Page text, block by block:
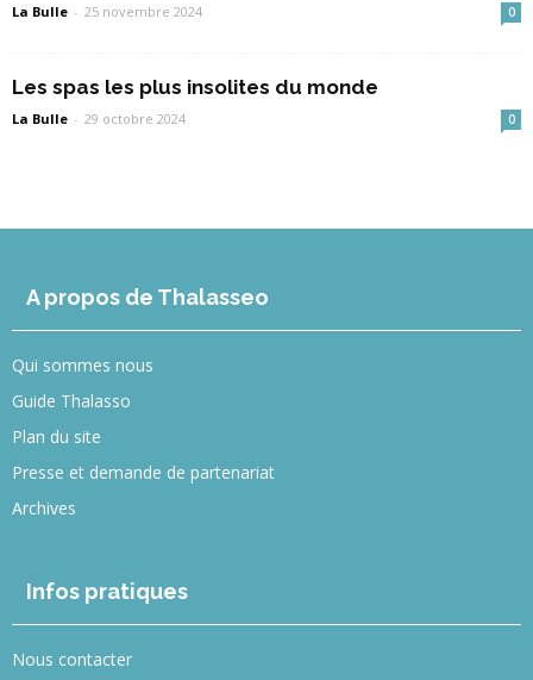
La Bulle - 25 novembre 2024 0
Les spas les plus insolites du monde
La Bulle - 29 octobre 2024 0
A propos de Thalasseo
Qui sommes nous
Guide Thalasso
Plan du site
Presse et demande de partenariat
Archives
Infos pratiques
Nous contacter